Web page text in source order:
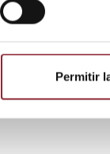
Permitir
también